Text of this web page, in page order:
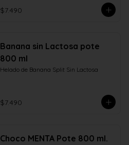
$7.490
Banana sin Lactosa pote
800 ml
Helado de Banana Split Sin Lactosa
$7.490
Choco MENTA Pote 800 ml.